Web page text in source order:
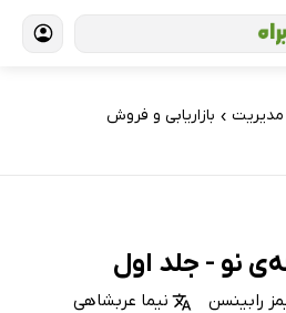
مدیریت › بازاریابی و فروش
نو - جلد اول
رابینسن نیما عربشاهی